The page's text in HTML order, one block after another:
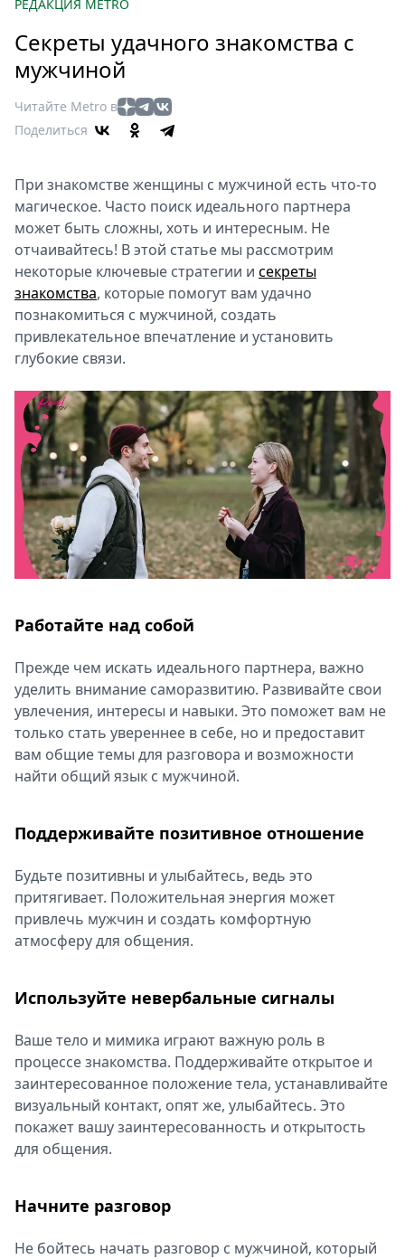
Мир
Здоровье
Еда
Туризм
Театр
Кино
Афиша
Книги
Выставки
Пресс-
релизы
О
Стримы
Спецпроекты
Звезды
Выборы
2026
Скачай
Metro
РЕДАКЦИЯ METRO
Секреты удачного знакомства с
мужчиной
Читайте Metro в
Поделиться
При знакомстве женщины с мужчиной есть что-то
магическое. Часто поиск идеального партнера
может быть сложны, хоть и интересным. Не
отчаивайтесь! В этой статье мы рассмотрим
некоторые ключевые стратегии и секреты
знакомства, которые помогут вам удачно
познакомиться с мужчиной, создать
привлекательное впечатление и установить
глубокие связи.
Работайте над собой
Прежде чем искать идеального партнера, важно
уделить внимание саморазвитию. Развивайте свои
увлечения, интересы и навыки. Это поможет вам не
только стать увереннее в себе, но и предоставит
вам общие темы для разговора и возможности
найти общий язык с мужчиной.
Поддерживайте позитивное отношение
Будьте позитивны и улыбайтесь, ведь это
притягивает. Положительная энергия может
привлечь мужчин и создать комфортную
атмосферу для общения.
Используйте невербальные сигналы
Ваше тело и мимика играют важную роль в
процессе знакомства. Поддерживайте открытое и
заинтересованное положение тела, устанавливайте
визуальный контакт, опят же, улыбайтесь. Это
покажет вашу заинтересованность и открытость
для общения.
Начните разговор
Не бойтесь начать разговор с мужчиной, который